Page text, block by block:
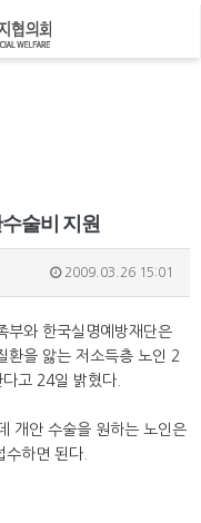
술비 지원
2009.03.26 15:01
부와 한국실명예방재단은
환을 앓는 저소득층 노인 2
고 24일 밝혔다.
개안 수술을 원하는 노인은
하면 된다.